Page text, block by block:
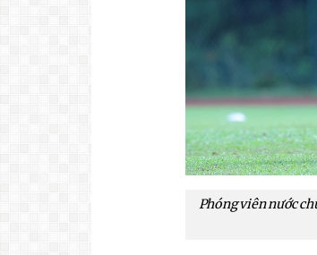
Phóng viên nước